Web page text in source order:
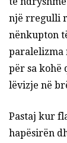
një rregulli
nënkupton
paralelizma
për sa kohë
lëvizje në
Pastaj kur
hapësirën